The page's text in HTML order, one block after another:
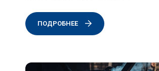
ПОДРОБНЕЕ